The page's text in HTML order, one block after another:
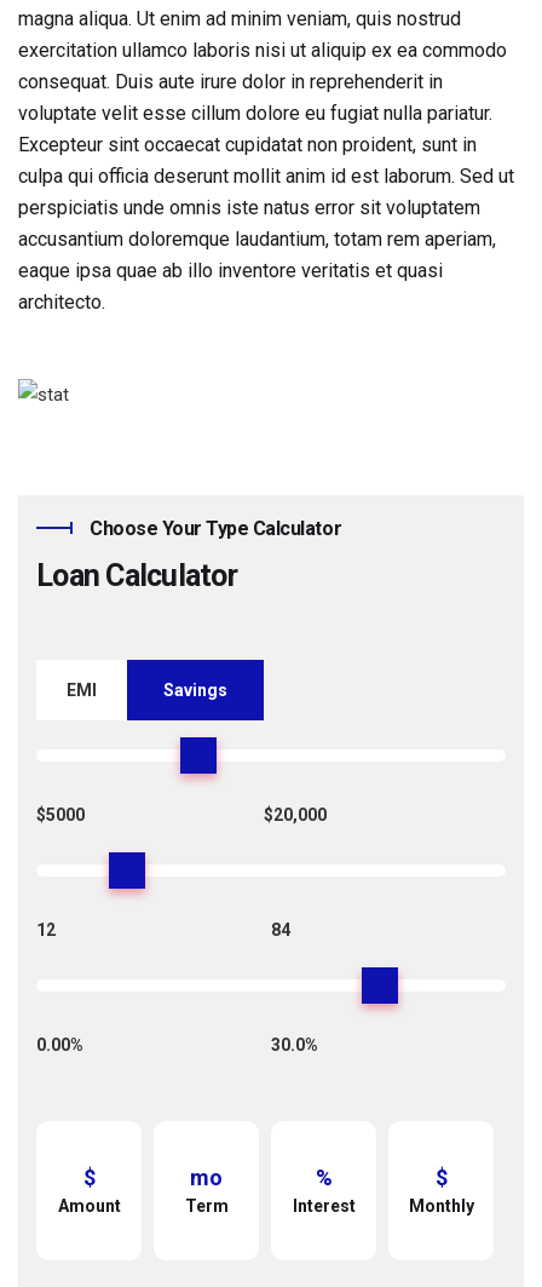
magna aliqua. Ut enim ad minim veniam, quis nostrud
exercitation ullamco laboris nisi ut aliquip ex ea commodo
consequat. Duis aute irure dolor in reprehenderit in
voluptate velit esse cillum dolore eu fugiat nulla pariatur.
Excepteur sint occaecat cupidatat non proident, sunt in
culpa qui officia deserunt mollit anim id est laborum. Sed ut
perspiciatis unde omnis iste natus error sit voluptatem
accusantium doloremque laudantium, totam rem aperiam,
eaque ipsa quae ab illo inventore veritatis et quasi
architecto.
Choose Your Type Calculator
Loan Calculator
EMI Savings
$5000 $20,000
12 84
0.00% 30.0%
$
Amount
mo
Term
%
Interest
$
Monthly